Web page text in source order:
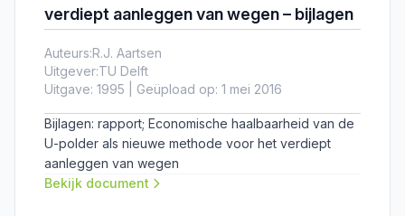
verdiept aanleggen van wegen – bijlagen
Auteurs:R.J. Aartsen
Uitgever:TU Delft
Uitgave: 1995 | Geüpload op: 1 mei 2016
Bijlagen: rapport; Economische haalbaarheid van de
U-polder als nieuwe methode voor het verdiept
aanleggen van wegen
Bekijk document